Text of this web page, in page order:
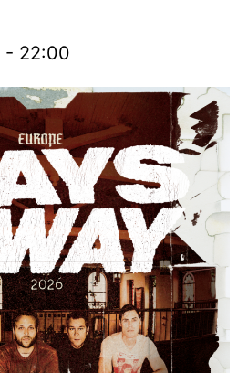
- 22:00